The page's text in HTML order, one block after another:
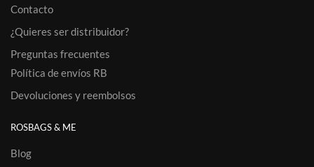
Contacto
¿Quieres ser distribuidor?
Preguntas frecuentes
Política de envíos RB
Devoluciones y reembolsos
ROSBAGS & ME
Blog